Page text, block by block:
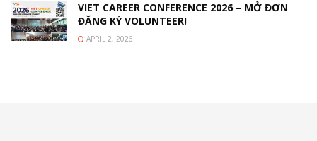
VIET CAREER CONFERENCE 2026 – MỞ ĐƠN
ĐĂNG KÝ VOLUNTEER!
APRIL 2, 2026